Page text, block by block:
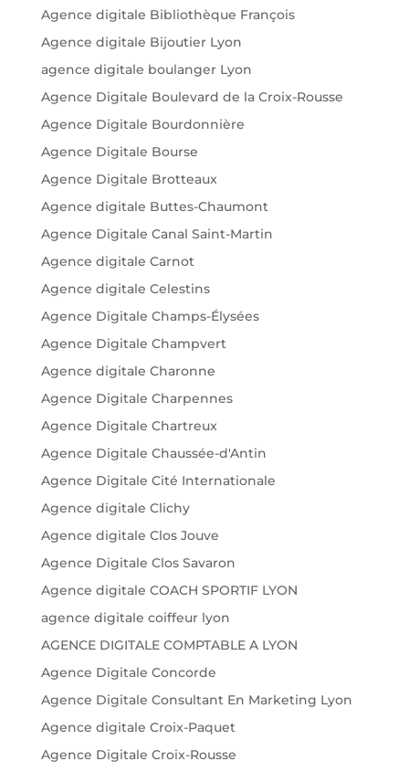
Agence digitale Bibliothèque François
Agence digitale Bijoutier Lyon
agence digitale boulanger Lyon
Agence Digitale Boulevard de la Croix-Rousse
Agence Digitale Bourdonnière
Agence Digitale Bourse
Agence Digitale Brotteaux
Agence digitale Buttes-Chaumont
Agence Digitale Canal Saint-Martin
Agence digitale Carnot
Agence digitale Celestins
Agence Digitale Champs-Élysées
Agence Digitale Champvert
Agence digitale Charonne
Agence Digitale Charpennes
Agence Digitale Chartreux
Agence Digitale Chaussée-d'Antin
Agence Digitale Cité Internationale
Agence digitale Clichy
Agence digitale Clos Jouve
Agence Digitale Clos Savaron
Agence digitale COACH SPORTIF LYON
agence digitale coiffeur lyon
AGENCE DIGITALE COMPTABLE A LYON
Agence Digitale Concorde
Agence Digitale Consultant En Marketing Lyon
Agence digitale Croix-Paquet
Agence Digitale Croix-Rousse